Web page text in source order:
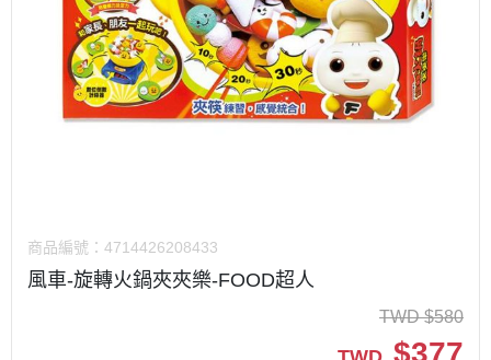
商品編號： 4714426208433
風車-旋轉火鍋夾夾樂-FOOD超人
TWD $580
$377